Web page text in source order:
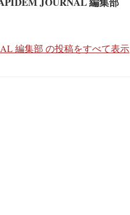
編集部 の投稿をすべて表示